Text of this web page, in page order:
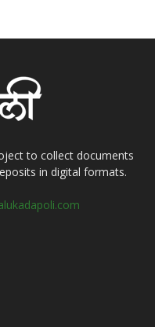
to collect documents
in digital formats.